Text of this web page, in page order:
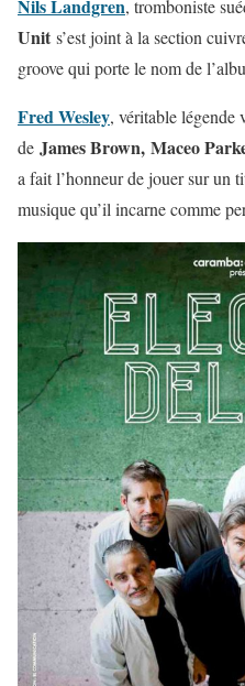
Nils Landgren, tromboniste
Unit s’est joint à la section
groove qui porte le nom de
Fred Wesley, véritable légende
de James Brown, Maceo
a fait l’honneur de jouer sur un
musique qu’il incarne comme